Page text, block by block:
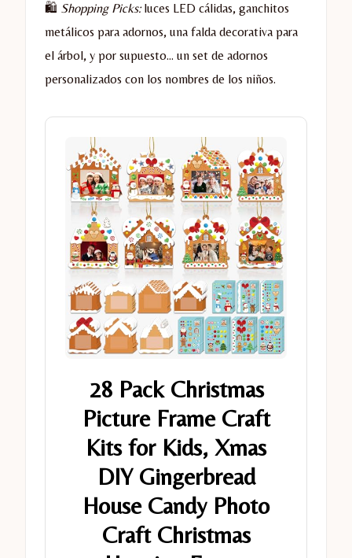
🛍️ Shopping Picks:luces LED cálidas, ganchitos
metálicos para adornos, una falda decorativa para
el árbol, y por supuesto… un set de adornos
personalizados con los nombres de los niños.
28 Pack Christmas
Picture Frame Craft
Kits for Kids, Xmas
DIY Gingerbread
House Candy Photo
Craft Christmas